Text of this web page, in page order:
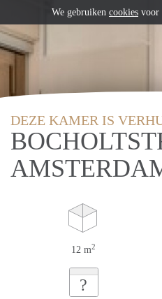
DEZE KAMER IS
12 m2
?
We gebruiken cookies voor